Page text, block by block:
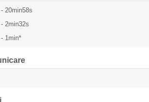
20min58s
2min32s
1min*